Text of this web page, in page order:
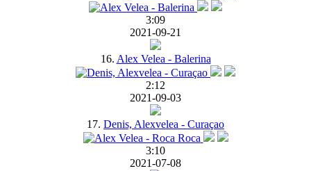
3:09
2021-09-21
16. Alex Velea - Balerina
2:12
2021-09-03
17. Denis, Alexvelea - Curaçao
3:10
2021-07-08